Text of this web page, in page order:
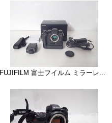
FUJIFILM 富士フイルム ミラーレ...